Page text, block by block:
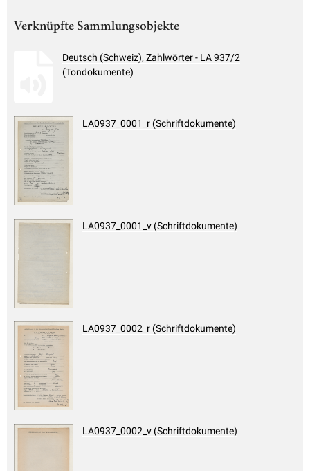
Verknüpfte Sammlungsobjekte
Deutsch (Schweiz), Zahlwörter - LA 937/2
(Tondokumente)
LA0937_0001_r (Schriftdokumente)
LA0937_0001_v (Schriftdokumente)
LA0937_0002_r (Schriftdokumente)
LA0937_0002_v (Schriftdokumente)